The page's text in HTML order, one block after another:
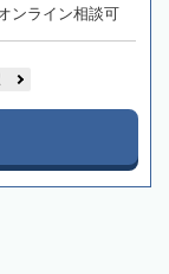
ンライン相談可